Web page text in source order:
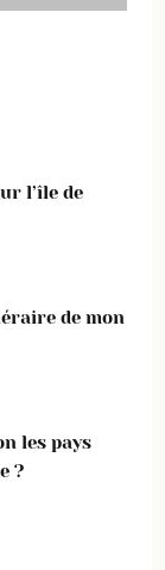
l’île de
de mon
les pays
?